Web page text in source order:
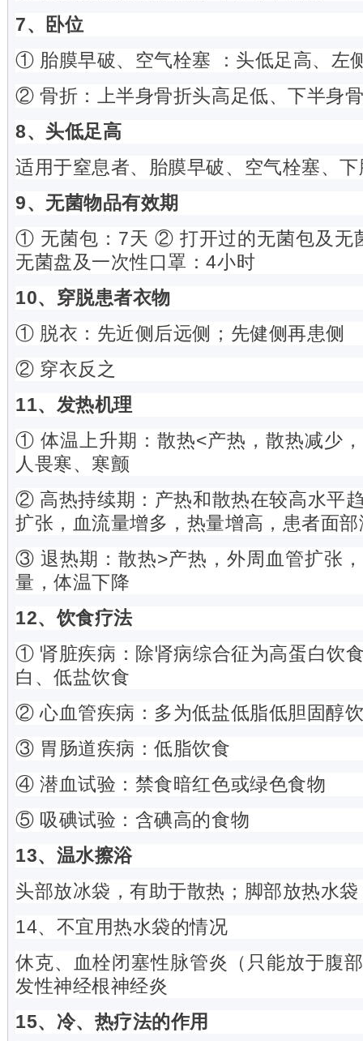
7、卧位
① 胎膜早破、空气栓塞 ：头低足高、左
② 骨折：上半身骨折头高足低、下半身
8、头低足高
适用于窒息者、胎膜早破、空气栓塞、
9、无菌物品有效期
① 无菌包：7天 ② 打开过的无菌包及无
无菌盘及一次性口罩：4小时
10、穿脱患者衣物
① 脱衣：先近侧后远侧；先健侧再患侧
② 穿衣反之
11、发热机理
① 体温上升期：散热<产热，散热减少
人畏寒、寒颤
② 高热持续期：产热和散热在较高水平
扩张，血流量增多，热量增高，患者面
③ 退热期：散热>产热，外周血管扩张
量，体温下降
12、饮食疗法
① 肾脏疾病：除肾病综合征为高蛋白饮
白、低盐饮食
② 心血管疾病：多为低盐低脂低胆固醇
③ 胃肠道疾病：低脂饮食
④ 潜血试验：禁食暗红色或绿色食物
⑤ 吸碘试验：含碘高的食物
13、温水擦浴
头部放冰袋，有助于散热；脚部放热水
14、不宜用热水袋的情况
休克、血栓闭塞性脉管炎（只能放于腹
发性神经根神经炎
15、冷、热疗法的作用